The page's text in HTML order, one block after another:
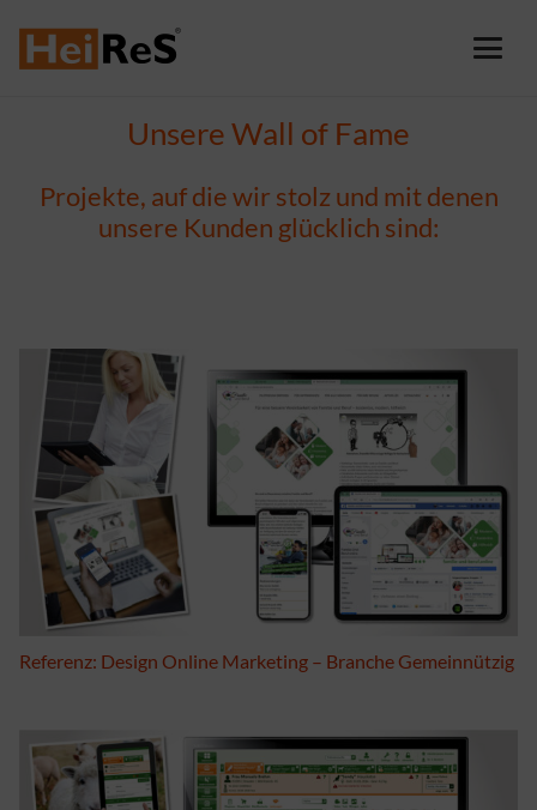
Unsere Wall of Fame
Projekte, auf die wir stolz und mit denen
unsere Kunden glücklich sind:
Referenz: Design Online Marketing – Branche Gemeinnützig